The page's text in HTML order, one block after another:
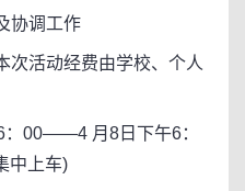
协调工作
活动经费由学校、个人
00——4 月8日下午6：
中上车)